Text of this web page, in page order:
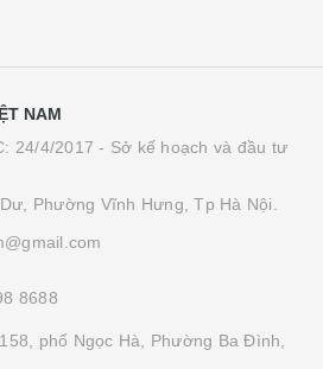
NAM
24/4/2017 - Sở kế hoạch và đầu tư
Phường Vĩnh Hưng, Tp Hà Nội.
8688
phố Ngọc Hà, Phường Ba Đình,